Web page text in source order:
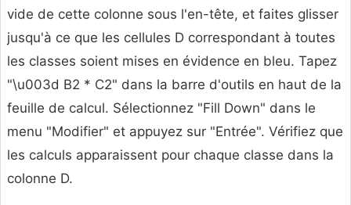
vide de cette colonne sous l'en-tête, et faites glisser
jusqu'à ce que les cellules D correspondant à toutes
les classes soient mises en évidence en bleu. Tapez
"\u003d B2 * C2" dans la barre d'outils en haut de la
feuille de calcul. Sélectionnez "Fill Down" dans le
menu "Modifier" et appuyez sur "Entrée". Vérifiez que
les calculs apparaissent pour chaque classe dans la
colonne D.